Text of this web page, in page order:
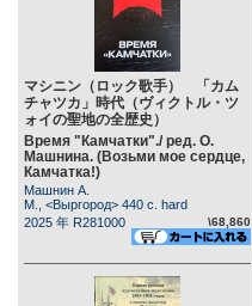
マシニン（ロック歌手） 「カム
チャツカ」時代（ヴィクトル・ツ
ォイの聖地の全歴史）
Время "Камчатки"./ ред. О.
Машнина. (Возьми мое сердце,
Камчатка!)
Машнин А.
М., <Выргород> 440 c. hard
2025 年 R281000
\68,860